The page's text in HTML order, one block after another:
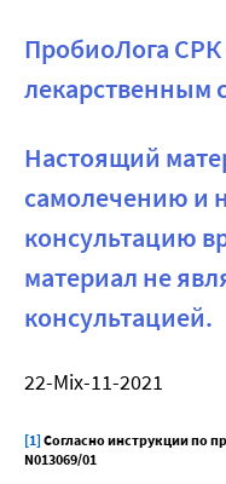
ПробиоЛога СРК
лекарственным
Настоящий
самолечению и
консультацию
материал не
консультацией.
22-Mix-11-2021
[1] Согласно инструкции по
N013069/01